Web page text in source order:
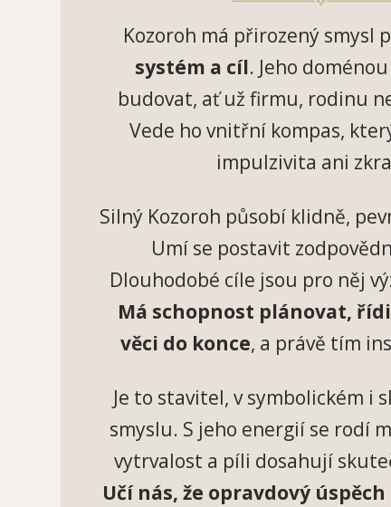
Kozoroh má přirozený smysl
systém a cíl. Jeho
budovat, ať už firmu, rodinu
Vede ho vnitřní kompas,
impulzivita ani
Silný Kozoroh působí klidně,
Umí se postavit
Dlouhodobé cíle jsou pro něj
Má schopnost plánovat,
věci do konce, a právě tím
Je to stavitel, v symbolickém i
smyslu. S jeho energií se rodí
vytrvalost a píli dosahují
Učí nás, že opravdový